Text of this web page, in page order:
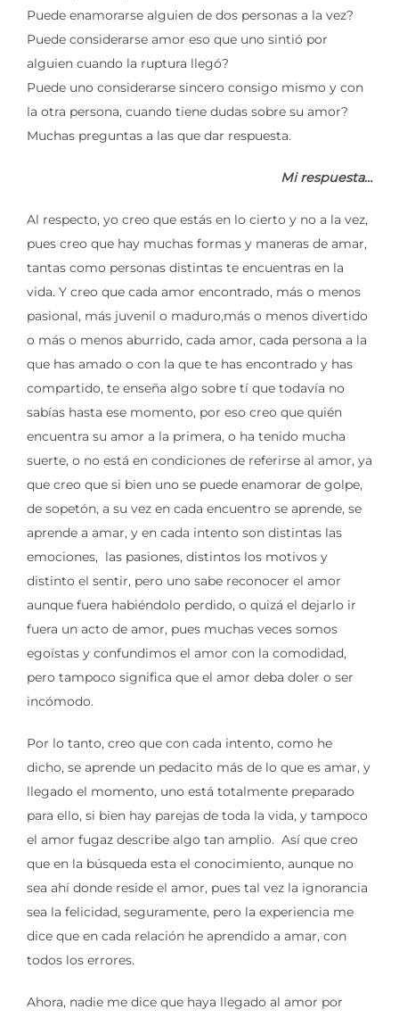
Puede enamorarse alguien de dos personas a la vez?
Puede considerarse amor eso que uno sintió por
alguien cuando la ruptura llegó?
Puede uno considerarse sincero consigo mismo y con
la otra persona, cuando tiene dudas sobre su amor?
Muchas preguntas a las que dar respuesta.
Mi respuesta…
Al respecto, yo creo que estás en lo cierto y no a la vez,
pues creo que hay muchas formas y maneras de amar,
tantas como personas distintas te encuentras en la
vida. Y creo que cada amor encontrado, más o menos
pasional, más juvenil o maduro,más o menos divertido
o más o menos aburrido, cada amor, cada persona a la
que has amado o con la que te has encontrado y has
compartido, te enseña algo sobre tí que todavía no
sabías hasta ese momento, por eso creo que quién
encuentra su amor a la primera, o ha tenido mucha
suerte, o no está en condiciones de referirse al amor, ya
que creo que si bien uno se puede enamorar de golpe,
de sopetón, a su vez en cada encuentro se aprende, se
aprende a amar, y en cada intento son distintas las
emociones, las pasiones, distintos los motivos y
distinto el sentir, pero uno sabe reconocer el amor
aunque fuera habiéndolo perdido, o quizá el dejarlo ir
fuera un acto de amor, pues muchas veces somos
egoístas y confundimos el amor con la comodidad,
pero tampoco significa que el amor deba doler o ser
incómodo.
Por lo tanto, creo que con cada intento, como he
dicho, se aprende un pedacito más de lo que es amar, y
llegado el momento, uno está totalmente preparado
para ello, si bien hay parejas de toda la vida, y tampoco
el amor fugaz describe algo tan amplio. Así que creo
que en la búsqueda esta el conocimiento, aunque no
sea ahí donde reside el amor, pues tal vez la ignorancia
sea la felicidad, seguramente, pero la experiencia me
dice que en cada relación he aprendido a amar, con
todos los errores.
Ahora, nadie me dice que haya llegado al amor por